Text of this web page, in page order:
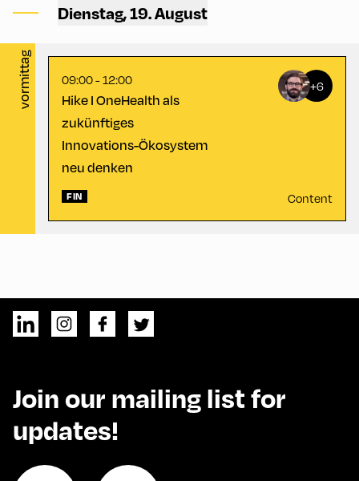
Dienstag, 19. August
vormittag
CCA – Liechtenstein-Saal
09:00 - 12:00
Hike I OneHealth als
zukünftiges
Innovations-Ökosystem
neu denken
+6
FIN Content
Join our mailing list for
updates!